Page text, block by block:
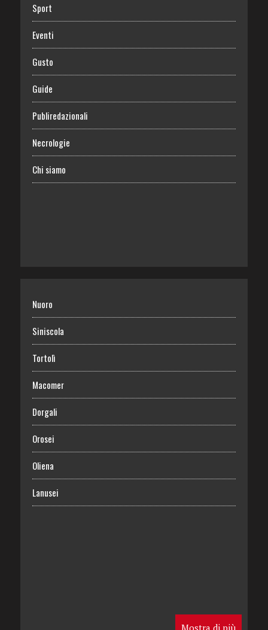
Sport
Eventi
Gusto
Guide
Publiredazionali
Necrologie
Chi siamo
Nuoro
Siniscola
Tortolì
Macomer
Dorgali
Orosei
Oliena
Lanusei
Mostra di più